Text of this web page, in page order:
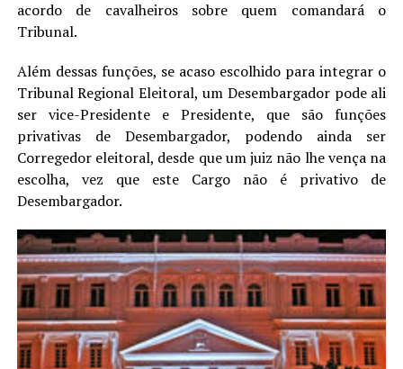
acordo de cavalheiros sobre quem comandará o
Tribunal.
Além dessas funções, se acaso escolhido para integrar o
Tribunal Regional Eleitoral, um Desembargador pode ali
ser vice-Presidente e Presidente, que são funções
privativas de Desembargador, podendo ainda ser
Corregedor eleitoral, desde que um juiz não lhe vença na
escolha, vez que este Cargo não é privativo de
Desembargador.